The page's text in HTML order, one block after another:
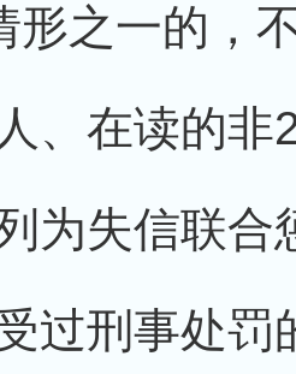
形之一的，
、在读的非
为失信联合
过刑事处